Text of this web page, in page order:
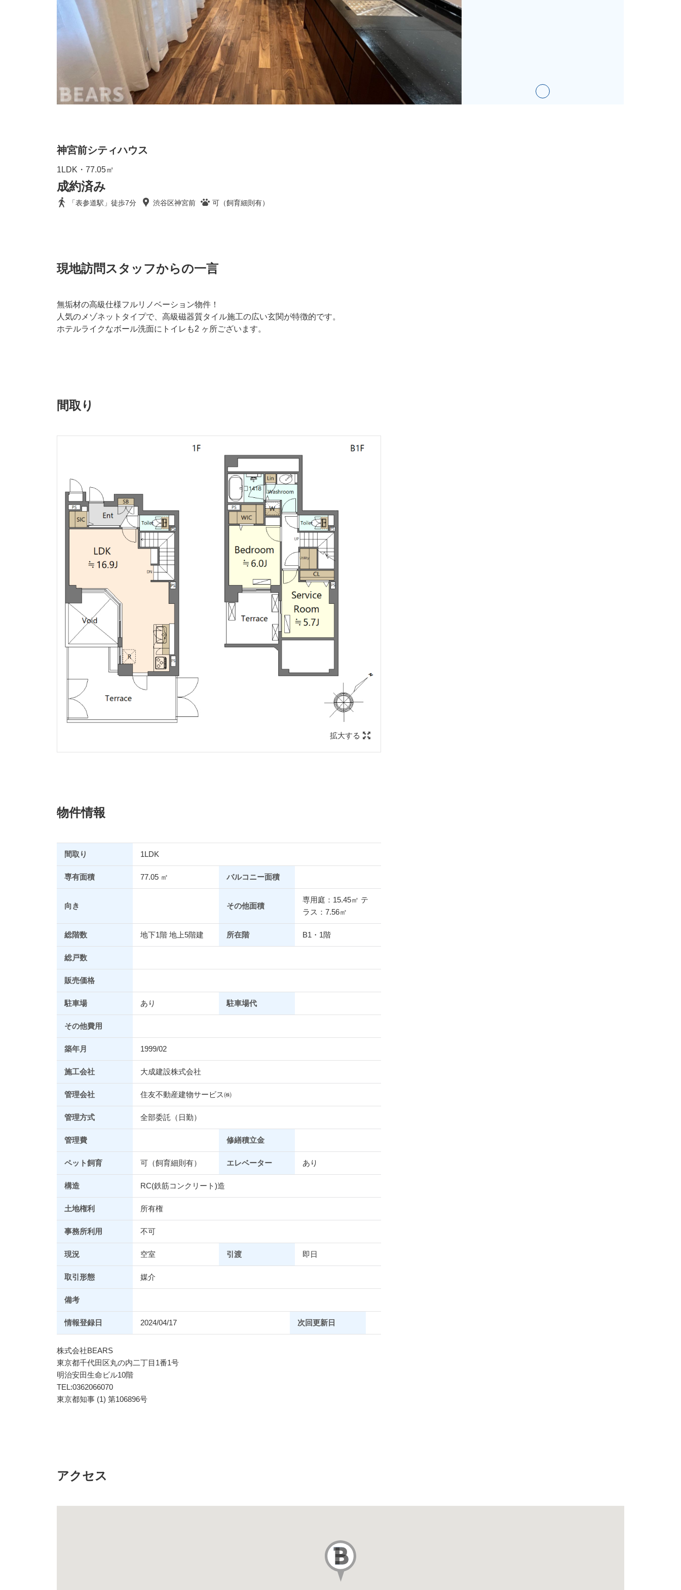
神宮前シティハウス
1LDK・77.05㎡
成約済み
「表参道駅」徒歩7分 渋谷区神宮前 可（飼育細則有）
現地訪問スタッフからの一言
無垢材の高級仕様フルリノベーション物件！
人気のメゾネットタイプで、高級磁器質タイル施工の広い玄関が特徴的です。
ホテルライクなボール洗面にトイレも2 ヶ所ございます。
間取り
拡大する
物件情報
間取り 1LDK
専有面積 77.05 ㎡ バルコニー面積
向き その他面積
専用庭：15.45㎡ テ
ラス：7.56㎡
総階数 地下1階 地上5階建 所在階 B1・1階
総戸数
販売価格
駐車場 あり 駐車場代
その他費用
築年月 1999/02
施工会社 大成建設株式会社
管理会社 住友不動産建物サービス㈱
管理方式 全部委託（日勤）
管理費 修繕積立金
ペット飼育 可（飼育細則有） エレベーター あり
構造 RC(鉄筋コンクリート)造
土地権利 所有権
事務所利用 不可
現況 空室 引渡 即日
取引形態 媒介
備考
情報登録日 2024/04/17 次回更新日
株式会社BEARS
東京都千代田区丸の内二丁目1番1号
明治安田生命ビル10階
TEL:0362066070
東京都知事 (1) 第106896号
アクセス